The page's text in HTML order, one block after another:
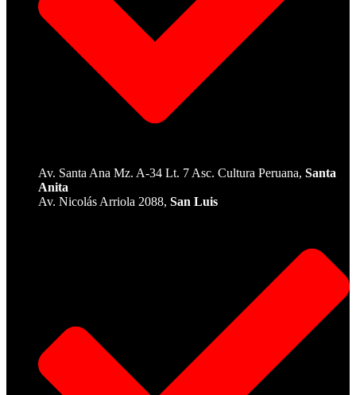
Av. Santa Ana Mz. A-34 Lt. 7 Asc. Cultura Peruana, Santa
Anita
Av. Nicolás Arriola 2088, San Luis